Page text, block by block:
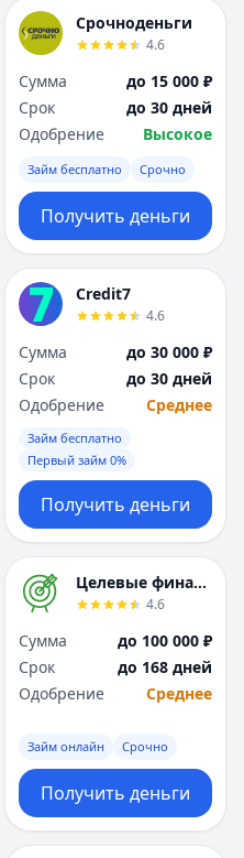
Срочноденьги
4.6
Сумма
до 15 000 ₽
Срок
до 30 дней
Одобрение
Высокое
Займ бесплатно Срочно
Получить деньги
Credit7
4.6
Сумма
до 30 000 ₽
Срок
до 30 дней
Одобрение
Среднее
Займ бесплатно
Первый займ 0%
Получить деньги
Целевые финансы
4.6
Сумма
до 100 000 ₽
Срок
до 168 дней
Одобрение
Среднее
Займ онлайн Срочно
Получить деньги